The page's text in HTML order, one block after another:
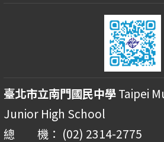
臺北市立南門國民中學Taipei
Junior High School
總 機： (02) 2314-2775